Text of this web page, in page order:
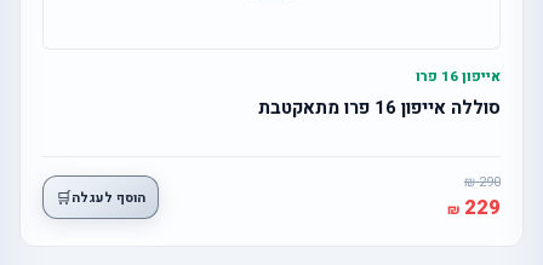
אייפון 16 פרו
סוללה אייפון 16 פרו מתאקטבת
290
229 הוסף לעגלה🛒